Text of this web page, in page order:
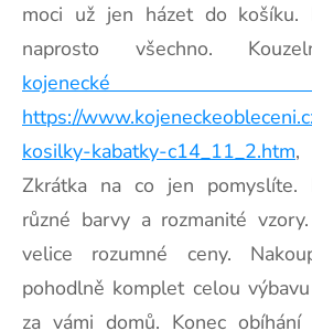
moci už jen házet do košíku.
naprosto všechno.
kojenecké
https://
kosilky-kabatky-c14_11_2.htm,
Zkrátka na co jen pomyslíte.
různé barvy a rozmanité
velice rozumné ceny.
pohodlně komplet celou
za vámi domů. Konec